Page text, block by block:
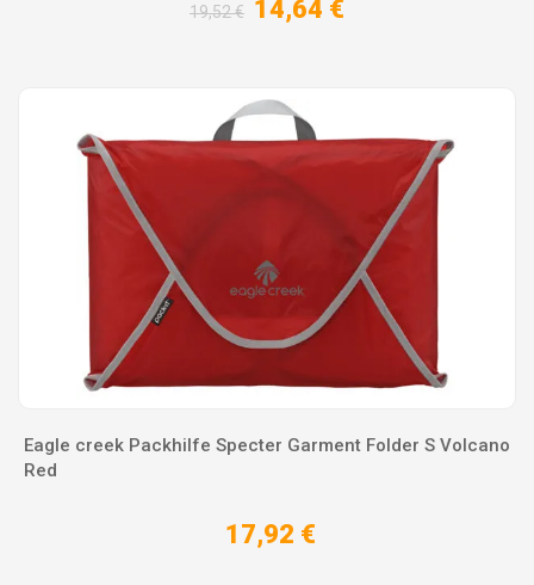
19,52 € 14,64 €
Eagle creek Packhilfe Specter Garment Folder S Volcano
Red
17,92 €